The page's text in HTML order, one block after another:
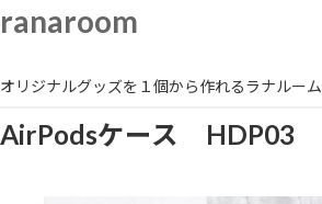
容
ス
キ
プ
ranaroom
オリジナルグッズを１個から作れるラナルーム
AirPodsケース HDP03